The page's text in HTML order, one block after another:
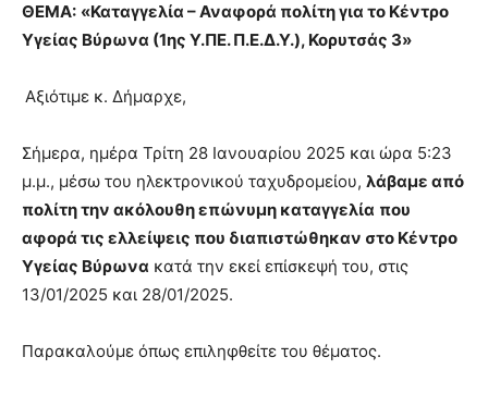
ΘΕΜΑ: «Καταγγελία – Αναφορά πολίτη για το Κέντρο
Υγείας Βύρωνα (1ης Υ.ΠΕ. Π.Ε.Δ.Υ.), Κορυτσάς 3»
Αξιότιμε κ. Δήμαρχε,
Σήμερα, ημέρα Τρίτη 28 Ιανουαρίου 2025 και ώρα 5:23
μ.μ., μέσω του ηλεκτρονικού ταχυδρομείου, λάβαμε από
πολίτη την ακόλουθη επώνυμη καταγγελία που
αφορά τις ελλείψεις που διαπιστώθηκαν στο Κέντρο
Υγείας Βύρωνα κατά την εκεί επίσκεψή του, στις
13/01/2025 και 28/01/2025.
Παρακαλούμε όπως επιληφθείτε του θέματος.